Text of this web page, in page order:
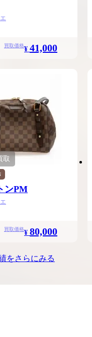
買取価格¥ 41,000
取
ンPM
買取価格¥ 80,000
をさらにみる